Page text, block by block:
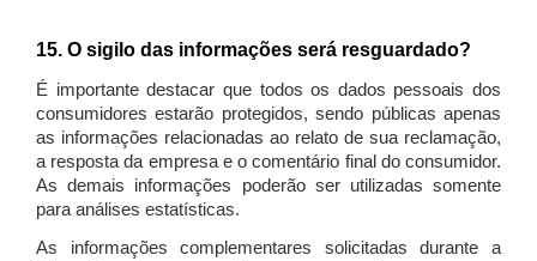
15. O sigilo das informações será resguardado?
É importante destacar que todos os dados pessoais dos
consumidores estarão protegidos, sendo públicas apenas
as informações relacionadas ao relato de sua reclamação,
a resposta da empresa e o comentário final do consumidor.
As demais informações poderão ser utilizadas somente
para análises estatísticas.
As informações complementares solicitadas durante a